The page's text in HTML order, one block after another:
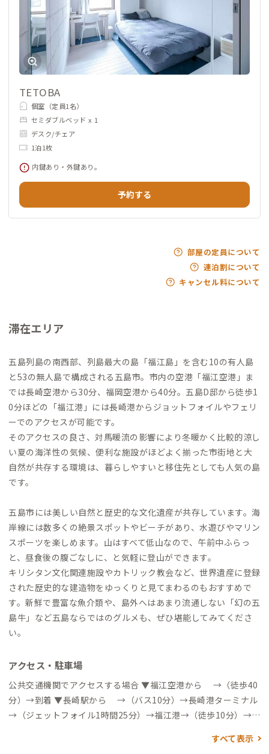
TETOBA
個室（定員1名）
セミダブルベッド x 1
デスク/チェア
1泊1枚
内鍵あり・外鍵あり。
予約する
部屋の定員について
連泊割について
キャンセル料について
滞在エリア
五島列島の南西部、列島最大の島「福江島」を含む10の有人島
と53の無人島で構成される五島市。市内の空港「福江空港」ま
では長崎空港から30分、福岡空港から40分。五島D邸から徒歩1
0分ほどの「福江港」には長崎港からジョットフォイルやフェリ
ーでのアクセスが可能です。
そのアクセスの良さ、対馬暖流の影響により冬暖かく比較的涼し
い夏の海洋性の気候、便利な施設がほどよく揃った市街地と大
自然が共存する環境は、暮らしやすいと移住先としても人気の島
です。
五島市には美しい自然と歴史的な文化遺産が共存しています。海
岸線には数多くの絶景スポットやビーチがあり、水遊びやマリン
スポーツを楽しめます。山はすべて低山なので、午前中ふらっ
と、昼食後の腹ごなしに、と気軽に登山ができます。
キリシタン文化関連施設やカトリック教会など、世界遺産に登録
された歴史的な建造物をゆっくりと見てまわるのもおすすめで
す。新鮮で豊富な魚介類や、島外へはあまり流通しない「幻の五
島牛」など五島ならではのグルメも、ぜひ堪能してみてくださ
い。
アクセス・駐車場
公共交通機関でアクセスする場合 ▼福江空港から →（徒歩40
分）→到着 ▼長崎駅から →（バス10分）→長崎港ターミナル
→（ジェットフォイル1時間25分）→福江港→（徒歩10分）→到
10分）→長崎港ターミナル→（ジェットフォイル1時間25分）→
すべて表示